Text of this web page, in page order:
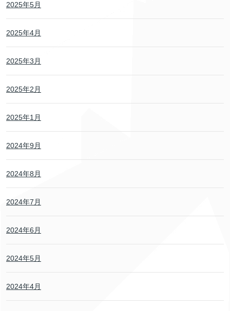
2025年5月
2025年4月
2025年3月
2025年2月
2025年1月
2024年9月
2024年8月
2024年7月
2024年6月
2024年5月
2024年4月